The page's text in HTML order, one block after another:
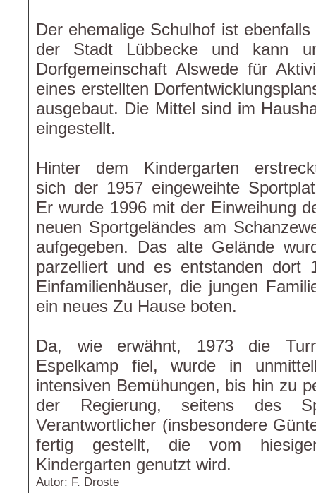
Der ehemalige Schulhof ist
der Stadt Lübbecke und kann
Dorfgemeinschaft Alswede für
eines erstellten
ausgebaut. Die Mittel sind im
eingestellt.
Hinter dem Kindergarten
sich der 1957 eingeweihte
Er wurde 1996 mit der Einweihung
neuen Sportgeländes am
aufgegeben. Das alte Gelände
parzelliert und es entstanden dort
Einfamilienhäuser, die jungen
ein neues Zu Hause boten.
Da, wie erwähnt, 1973 die
Espelkamp fiel, wurde in
intensiven Bemühungen, bis hin zu
der Regierung, seitens des
Verantwortlicher (insbesondere
fertig gestellt, die vom
Kindergarten genutzt wird.
Autor: F. Droste